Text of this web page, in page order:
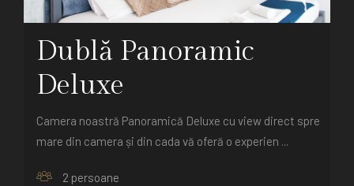
Dublă Panoramic
Deluxe
Camera noastră Panoramică Deluxe cu view direct spre
mare din camera și din cada vă oferă o experien ...
2 persoane